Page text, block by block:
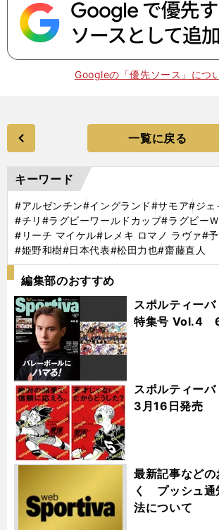
Googleの「優先ソース」につ
一覧に戻る
キーワード
#アルゼンチン#イングランド#サモア#ジェ
#チリ #ラグビーワールドカップ#ラグビー
#リーチ マイケル#レメキ ロマノ ラヴァ#
#姫野和樹#日本代表#松田力也#齋藤直人
編集部のおすすめ
スポルティー
特集号 Vol.4
スポルティー
3月16日発売
最新記事など
く プッシュ通
法について